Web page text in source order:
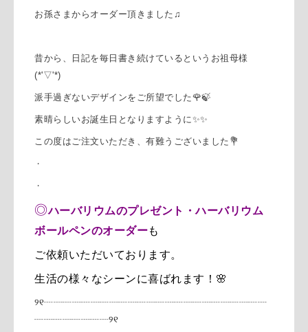
お孫さまからオーダー頂きました♫
昔から、日記を毎日書き続けているというお祖母様
(*'▽'*)
派手過ぎないデザインをご所望でした🌹🍃
素晴らしいお誕生日となりますように✨✨
この度はご注文いただき、有難うございました💐
・
・
◎ハーバリウムのプレゼント・ハーバリウム
ボールペンのオーダーも
ご依頼いただいております。
生活の様々なシーンに喜ばれます！🌸
୨୧┈┈┈┈┈┈┈┈┈┈┈┈┈┈┈┈┈┈┈┈┈┈┈┈
┈┈┈┈┈┈┈┈୨୧